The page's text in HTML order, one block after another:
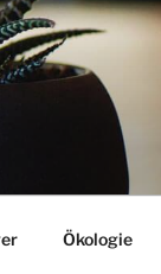
Ökologie